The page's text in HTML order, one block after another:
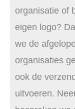
organisatie of
eigen logo?
we de
organisaties
ook de
uitvoeren.